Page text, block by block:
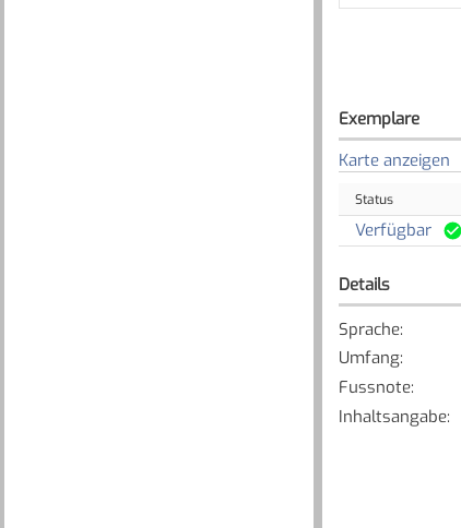
Exemplare
Karte anzeigen
Status
Verfügbar
Details
Sprache:
Umfang:
Fussnote:
Inhaltsangabe: